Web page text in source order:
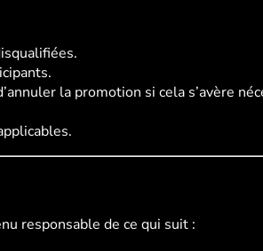
la promotion si cela s’avère
responsable de ce qui suit :